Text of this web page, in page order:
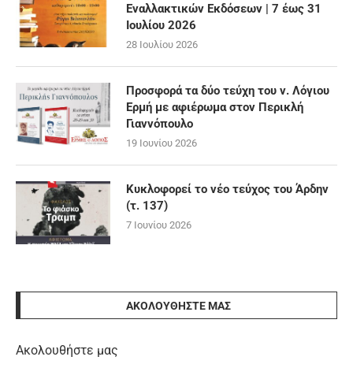
Εναλλακτικών Εκδόσεων | 7 έως 31
Ιουλίου 2026
28 Ιουλίου 2026
Προσφορά τα δύο τεύχη του ν. Λόγιου
Ερμή με αφιέρωμα στον Περικλή
Γιαννόπουλο
19 Ιουνίου 2026
Κυκλοφορεί το νέο τεύχος του Άρδην
(τ. 137)
7 Ιουνίου 2026
ΑΚΟΛΟΥΘΉΣΤΕ ΜΑΣ
Ακολουθήστε μας